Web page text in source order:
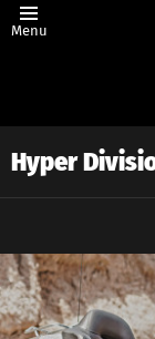
Menu
Hyper
Latest
story